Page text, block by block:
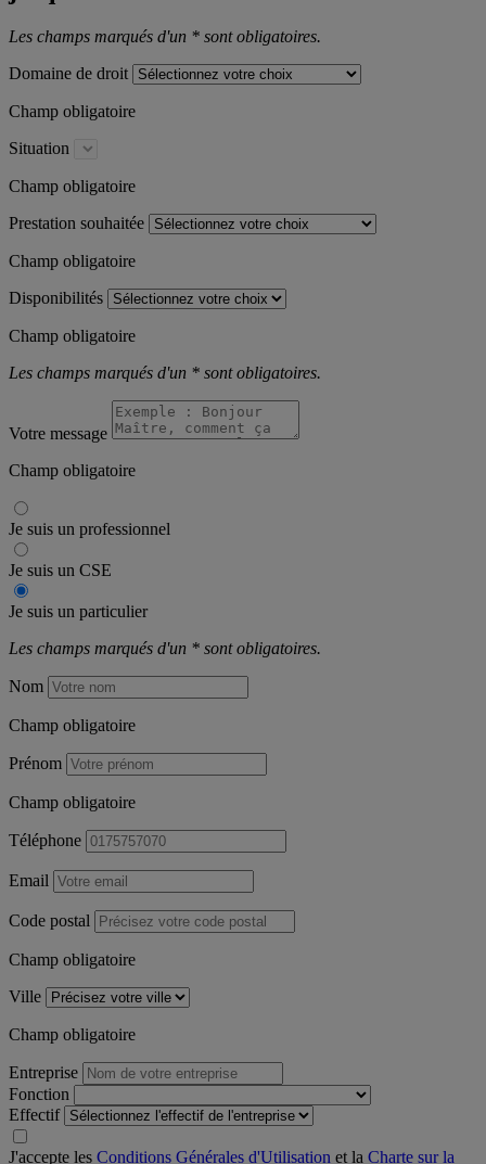
Les champs marqués d'un * sont obligatoires.
Domaine de droit
Champ obligatoire
Situation
Champ obligatoire
Prestation souhaitée
Champ obligatoire
Disponibilités
Champ obligatoire
Les champs marqués d'un * sont obligatoires.
Votre message
Champ obligatoire
Je suis un professionnel
Je suis un CSE
Je suis un particulier
Les champs marqués d'un * sont obligatoires.
Nom
Champ obligatoire
Prénom
Champ obligatoire
Téléphone
Email
Code postal
Champ obligatoire
Ville
Champ obligatoire
Entreprise
Fonction
Effectif
J'accepte les Conditions Générales d'Utilisation et la Charte sur la